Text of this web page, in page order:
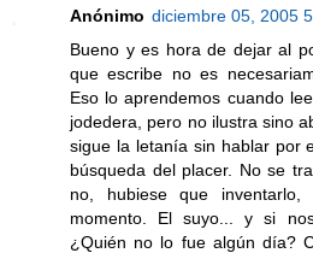
Anónimo diciembre 05, 2005
Bueno y es hora de dejar al
que escribe no es
Eso lo aprendemos cuando
jodedera, pero no ilustra sino
sigue la letanía sin hablar por
búsqueda del placer. No se
no, hubiese que
momento. El suyo... y si
¿Quién no lo fue algún día?